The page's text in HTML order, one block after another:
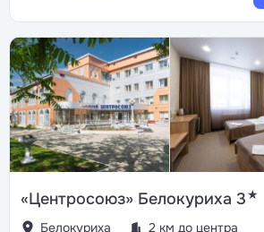
«Центросоюз» Белокуриха 3★
Белокуриха
2 км до центра